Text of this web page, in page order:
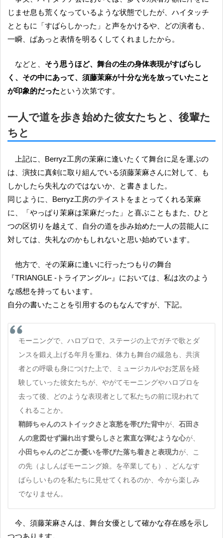
じませ息も荒くなっているような状態でしたが、ハイタッチ
とともに「すばらしかった」と声をかけるや、どの演者も、
一瞬、ぱあっと表情を明るくしてくれましたから。
などと、 そう思うほど、舞台の生の身体表現がすばらし
く、その中にあって、須藤茉麻が十分な光を放っていたこと
が印象的だったという次第です。
一人で道を歩き始めた彼女たちと、後輩た
ちと
上記に、Berryz工房の茉麻に逢いたくて舞台に足を運ぶの
は、演技に真剣に取り組んでいる須藤茉麻さんに対して、も
しかしたら失礼なのではないか、と書きました。
同じように、Berryz工房のテイストをまとってくれる茉麻
に、「やっぱり茉麻は茉麻だった」と喜ぶこともまた、ひと
つの区切りを越えて、自分の道を歩み始めた一人の芸能人に
対しては、失礼なのかもしれないと思い始めています。
他方で、その茉麻に逢いに行ったつもりの舞台
『TRIANGLE -トライアングル-』においては、私は次のよう
な感想を持ってもいます。
自分の書いたことを引用するのもなんですが、下記。
モーニングで、ハロプロで、ステージの上でガチで歌とダ
ンスを鍛え上げる年月を重ね、体力も舞台の緩急も、共演
者との呼吸も身につけた上で、ミュージカルやお芝居を経
験していった彼女たちが、やがてモーニングやハロプロを
去って後、どのような表現者として私たちの前に現われて
くれることか。
鞘師ちゃんのストイックさと哀愁を帯びた背中が、 石田さ
んの意図せず漏れ出す愛らしさと素直な弾むような心が、
小田ちゃんのどこか憂いを帯びた落ち着きと表現力が、こ
の先（よしんばモーニング娘。を卒業しても）、どんなす
ばらしいものを私たちに見せてくれるのか、今から楽しみ
でなりません。
今、須藤茉麻さんは、舞台女優として確かな存在感を示し
つつあります。